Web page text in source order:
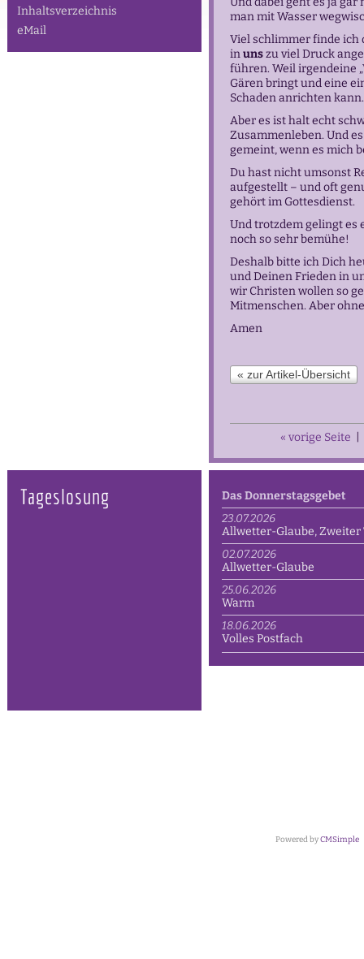
Inhaltsverzeichnis
eMail
man mit Wasser
Viel schlimmer finde ich
inunszu viel Druck
führen. Weil irgendeine
Gären bringt und eine
Schaden anrichten kann.
Aber es ist halt echt
Zusammenleben. Und
gemeint, wenn es mich
Du hast nicht umsonst
aufgestellt – und oft
gehört im Gottesdienst.
Und trotzdem gelingt es
noch so sehr bemühe!
Deshalb bitte ich Dich
und Deinen Frieden in
wir Christen wollen so
Mitmenschen. Aber
Amen
« zur Artikel-Übersicht
« vorige Seite
Tageslosung
Das Donnerstagsgebet
23.07.2026
Allwetter-Glaube, Zweiter
02.07.2026
Allwetter-Glaube
25.06.2026
Warm
18.06.2026
Volles Postfach
Powered byCMSimple